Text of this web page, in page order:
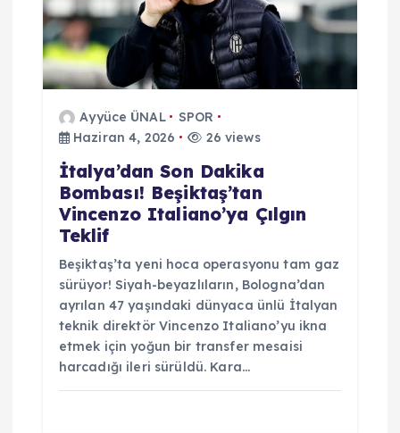
Ayyüce ÜNAL
SPOR
Haziran 4, 2026
26 views
İtalya’dan Son Dakika
Bombası! Beşiktaş’tan
Vincenzo Italiano’ya Çılgın
Teklif
Beşiktaş’ta yeni hoca operasyonu tam gaz
sürüyor! Siyah-beyazlıların, Bologna’dan
ayrılan 47 yaşındaki dünyaca ünlü İtalyan
teknik direktör Vincenzo Italiano’yu ikna
etmek için yoğun bir transfer mesaisi
harcadığı ileri sürüldü. Kara…